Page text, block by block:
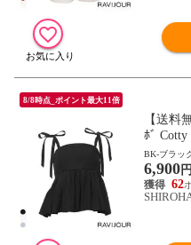
8/8時点_ポイント最大11倍
【送料
ﾎﾞ Cotty
ール ト
BK-ブラッ
6,900円
62